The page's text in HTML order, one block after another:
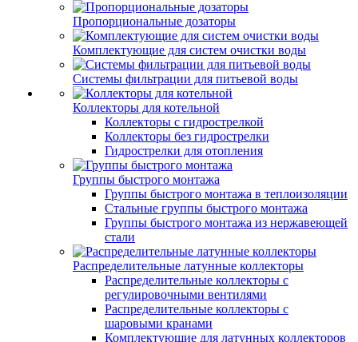
Пропорциональные дозаторы
Комплектующие для систем очистки воды
Системы фильтрации для питьевой воды
Коллекторы для котельной
Коллекторы с гидрострелкой
Коллекторы без гидрострелки
Гидрострелки для отопления
Группы быстрого монтажа
Группы быстрого монтажа в теплоизоляции
Стальные группы быстрого монтажа
Группы быстрого монтажа из нержавеющей
стали
Распределительные латунные коллекторы
Распределительные коллекторы с
регулировочными вентилями
Распределительные коллекторы с
шаровыми кранами
Комплектующие для латунных коллекторов